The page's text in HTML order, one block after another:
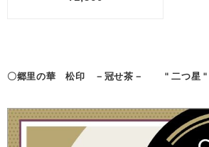
〇郷里の華 松印 －冠せ茶－ " 二つ星 "